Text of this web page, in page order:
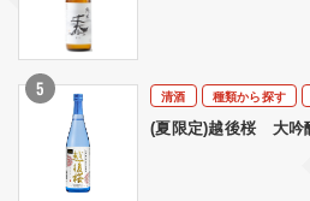
清酒 種類から探す
(夏限定)越後桜 大